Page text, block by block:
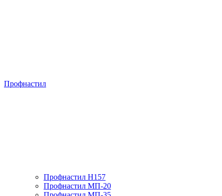
Профнастил
Профнастил H157
Профнастил МП-20